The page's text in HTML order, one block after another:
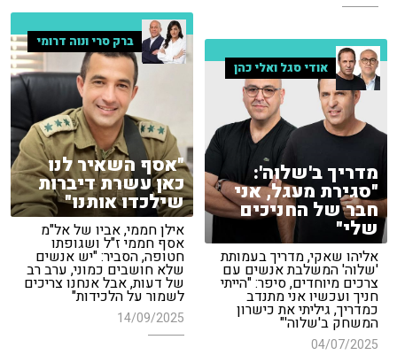
ברק סרי ונוה דרומי
"אסף השאיר לנו
כאן עשרת דיברות
שילכדו אותנו"
אילן חממי, אביו של אל"מ
אסף חממי ז"ל ושגופתו
חטופה, הסביר: "יש אנשים
שלא חושבים כמוני, ערב רב
של דעות, אבל אנחנו צריכים
לשמור על הלכידות"
14/09/2025
אודי סגל ואלי כהן
מדריך ב'שלוה':
"סגירת מעגל, אני
חבר של החניכים
שלי"
אליהו שאקי, מדריך בעמותת
'שלוה' המשלבת אנשים עם
צרכים מיוחדים, סיפר: "הייתי
חניך ועכשיו אני מתנדב
כמדריך, גיליתי את כישרון
המשחק ב'שלוה'"
04/07/2025